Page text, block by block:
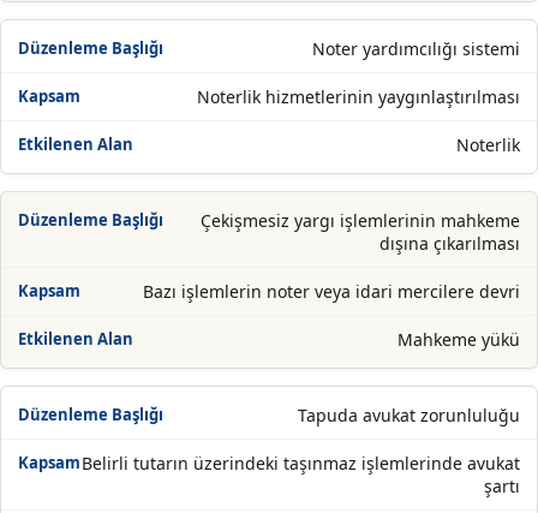
Noter yardımcılığı sistemi
Noterlik hizmetlerinin yaygınlaştırılması
Noterlik
Çekişmesiz yargı işlemlerinin mahkeme
dışına çıkarılması
Bazı işlemlerin noter veya idari mercilere devri
Mahkeme yükü
Tapuda avukat zorunluluğu
Belirli tutarın üzerindeki taşınmaz işlemlerinde avukat
şartı